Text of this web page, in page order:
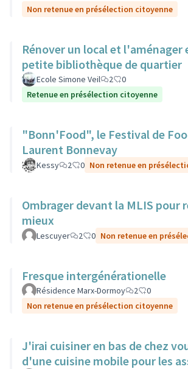
Non retenue en présélection citoyenne
Rénover un local et l'aménager
petite bibliothèque de quartier
Ecole Simone Veil 2
0
Retenue en présélection citoyenne
"Bonn'Food", le Festival de
Laurent Bonnevay
Kessy 2 0 Non retenue en
Ombrager devant la MLIS pour
mieux
Lescuyer 2 0 Non retenue en
Fresque intergénérationelle
Résidence Marx-Dormoy 2
0
Non retenue en présélection citoyenne
J'irai cuisiner en bas de chez
d'une cuisine mobile pour les